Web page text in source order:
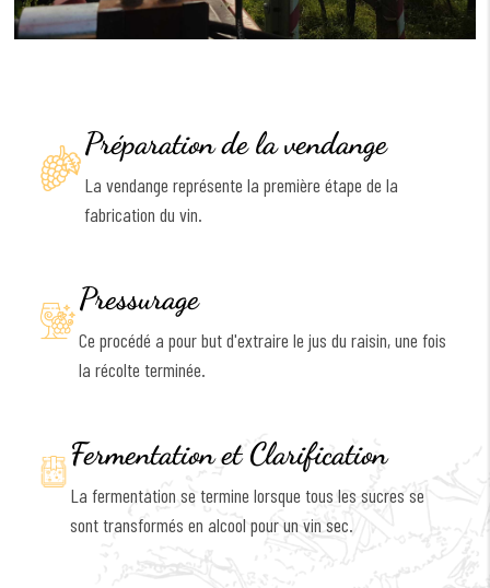
Préparation de la vendange
La vendange représente la première étape de la
fabrication du vin.
Pressurage
Ce procédé a pour but d'extraire le jus du raisin, une fois
la récolte terminée.
Fermentation et Clarification
La fermentation se termine lorsque tous les sucres se
sont transformés en alcool pour un vin sec.